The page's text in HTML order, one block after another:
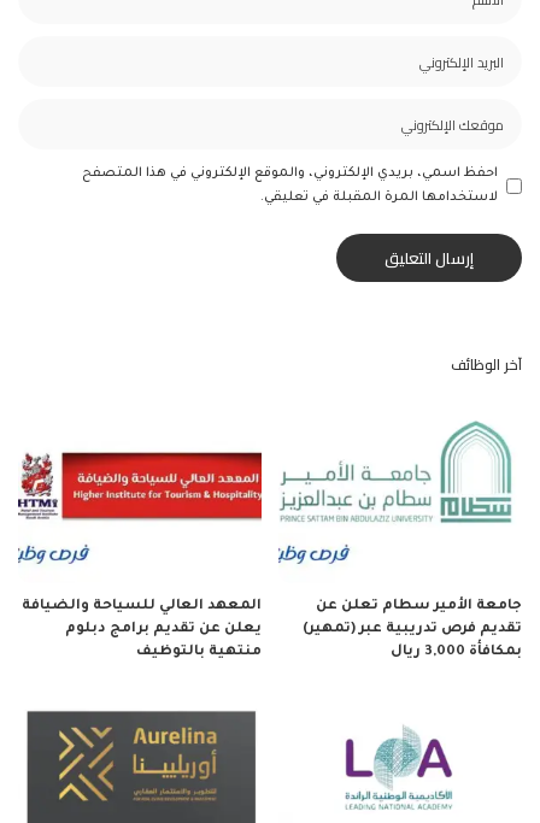
احفظ اسمي، بريدي الإلكتروني، والموقع الإلكتروني في هذا المتصفح
لاستخدامها المرة المقبلة في تعليقي.
آخر الوظائف
جامعة الأمير سطام تعلن عن
تقديم فرص تدريبية عبر (تمهير)
بمكافأة 3,000 ريال
المعهد العالي للسياحة والضيافة
يعلن عن تقديم برامج دبلوم
منتهية بالتوظيف